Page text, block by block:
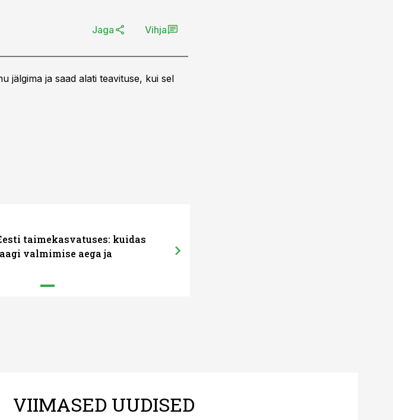
Jaga Vihja
jälgima ja saad alati teavituse, kui sel
taimekasvatuses: kuidas
valmimise aega ja
VIIMASED UUDISED